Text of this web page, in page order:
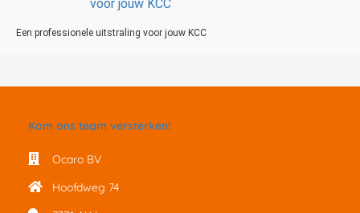
Een professionele uitstraling voor jouw KCC
Kom ons team versterken!
Ocaro BV
Hoofdweg 74